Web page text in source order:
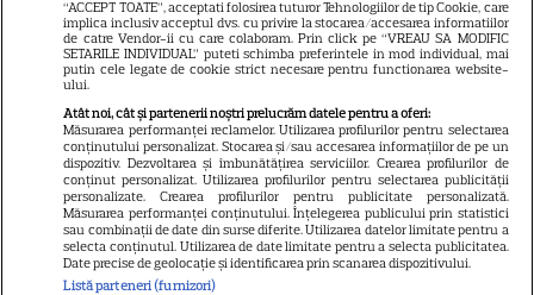
Tragedia înfiorătoare a
momentului în România!
Artista noastră și-a luat Adio
pe Facebook și a murit! Am
aflat chiar acum și nu ne mai
revenim din șoc! Ce i s-a
întâmplat este crunt
“ACCEPT TOATE”, acceptati folosirea tuturor Tehnologiilor de tip Cookie, care
implica inclusiv acceptul dvs. cu privire la stocarea/accesarea informatiilor
de catre Vendor-ii cu care colaboram. Prin click pe “VREAU SA MODIFIC
SETARILE INDIVIDUAL” puteti schimba preferintele in mod individual, mai
putin cele legate de cookie strict necesare pentru functionarea website-
ului.
Atât noi, cât și partenerii noștri prelucrăm datele pentru a oferi:
Măsurarea performanței reclamelor. Utilizarea profilurilor pentru selectarea
conținutului personalizat. Stocarea și/sau accesarea informațiilor de pe un
dispozitiv. Dezvoltarea și îmbunătățirea serviciilor. Crearea profilurilor de
conținut personalizat. Utilizarea profilurilor pentru selectarea publicității
personalizate. Crearea profilurilor pentru publicitate personalizată.
Măsurarea performanței conținutului. Înțelegerea publicului prin statistici
sau combinații de date din surse diferite. Utilizarea datelor limitate pentru a
selecta conținutul. Utilizarea de date limitate pentru a selecta publicitatea.
Date precise de geolocație și identificarea prin scanarea dispozitivului.
Listă parteneri (furnizori)